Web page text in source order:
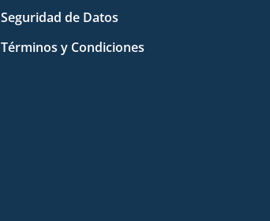
Seguridad de Datos
Términos y Condiciones